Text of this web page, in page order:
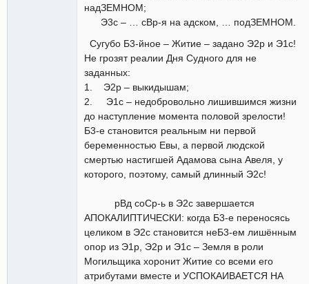
надЗЕМНОМ;
Э3с – … сВр-я на адском, … подЗЕМНОМ.
Сугубо Б3-йное – Житие – задано Э2р и Э1с!
Не грозят реалии Дня Судного для не
заданных:
1. Э2р – выкидышам;
2. Э1с – недобровольно лишившимся жизни
до наступление момента половой зрелости!
Б3-е становится реальным ни первой
беременностью Евы, а первой людской
смертью настигшей Адамова сына Авеля, у
которого, поэтому, самый длинный Э2с!
рВд соСр-ь в Э2с завершается
АПОКАЛИПТИЧЕСКИ: когда Б3-е переносясь
целиком в Э2с становится неБ3-ем лишённым
опор из Э1р, Э2р и Э1с – Земля в роли
Могильщика хоронит Житие со всеми его
атрибутами вместе и УСПОКАИВАЕТСЯ НА